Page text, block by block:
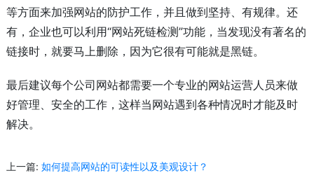
等方面来加强网站的防护工作，并且做到坚持、有规律。还
有，企业也可以利用“网站死链检测”功能，当发现没有著名的
链接时，就要马上删除，因为它很有可能就是黑链。
最后建议每个公司网站都需要一个专业的网站运营人员来做
好管理、安全的工作，这样当网站遇到各种情况时才能及时
解决。
上一篇: 如何提高网站的可读性以及美观设计？